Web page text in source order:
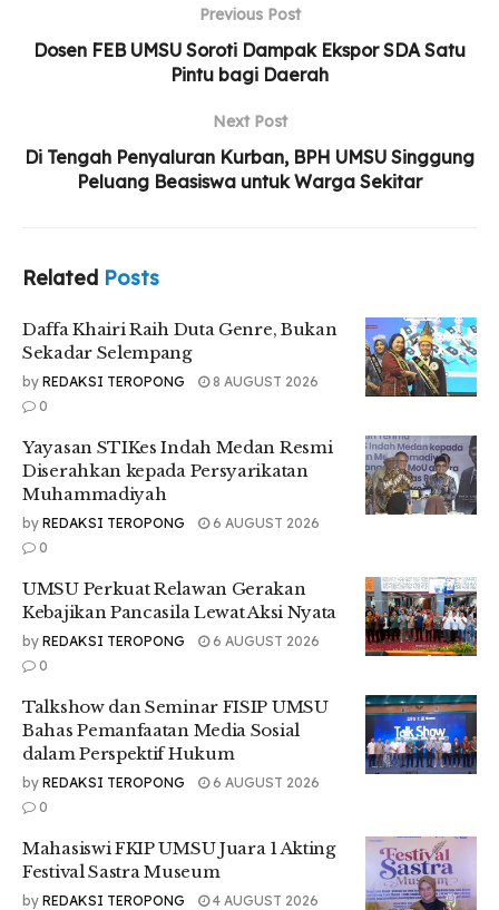
Yayasan STIKes Indah Medan Resmi Diserahkan
kepada Persyarikatan Muhammadiyah
UMSU Perkuat Relawan Gerakan Kebajikan
berjumlah 66 ekor. Dari jumlah tersebut, sebagian kita
kepada masyarakat sekitar serta ke daerah 3T seperti
Pakpak Bharat dan Nias Utara.” sampainya, Rabu
Ia menegaskan bahwa kegiatan kurban menjadi bagian dari
penguatan nilai keikhlasan dan kebersamaan di lingkungan
kampus.
“Kami berharap seluruh pekurban senantiasa dikaruniai
keberkahan, kesehatan, dan semoga tahun-tahun berikutnya
jumlah kurban kita semakin meningkat, serta kita
yang penuh kebersamaan, kegembiraan, dan kekeluargaan.”
tegasnya.
Rektor juga mengajak seluruh sivitas akademika untuk
“Mari kita pertahankan suasana kegembiraan dalam
pelaksanaan kurban ini, kita tetap berbaur tanpa
membedakan jabatan, semua menjadi bagian dari panitia
yang kompak dan bersemangat, karena ini adalah tradisi
yang harus terus kita jaga.” ajaknya.
Selain itu, ia menekankan pentingnya promosi dan
penguatan citra kampus di tengah penerimaan mahasiswa
Previous Post
Dosen FEB UMSU Soroti Dampak Ekspor SDA Satu
Pintu bagi Daerah
Next Post
Di Tengah Penyaluran Kurban, BPH UMSU Singgung
Peluang Beasiswa untuk Warga Sekitar
Related Posts
Daffa Khairi Raih Duta Genre, Bukan
Sekadar Selempang
by REDAKSI TEROPONG
8 AUGUST 2026
0
Yayasan STIKes Indah Medan Resmi
Diserahkan kepada Persyarikatan
Muhammadiyah
by REDAKSI TEROPONG
6 AUGUST 2026
0
UMSU Perkuat Relawan Gerakan
Kebajikan Pancasila Lewat Aksi Nyata
by REDAKSI TEROPONG
6 AUGUST 2026
0
Talkshow dan Seminar FISIP UMSU
Bahas Pemanfaatan Media Sosial
dalam Perspektif Hukum
by REDAKSI TEROPONG
6 AUGUST 2026
0
Mahasiswi FKIP UMSU Juara 1 Akting
Festival Sastra Museum
by REDAKSI TEROPONG 4 AUGUST 2026